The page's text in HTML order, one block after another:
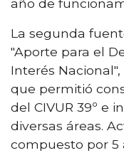
año de
La segunda
"Aporte para el
Interés
que permitió
del CIVUR 39º e
diversas áreas.
compuesto por 5